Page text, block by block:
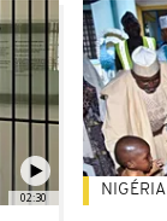
02:30 NIGÉRIA